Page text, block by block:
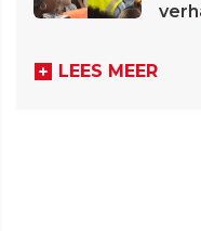
LEES MEER